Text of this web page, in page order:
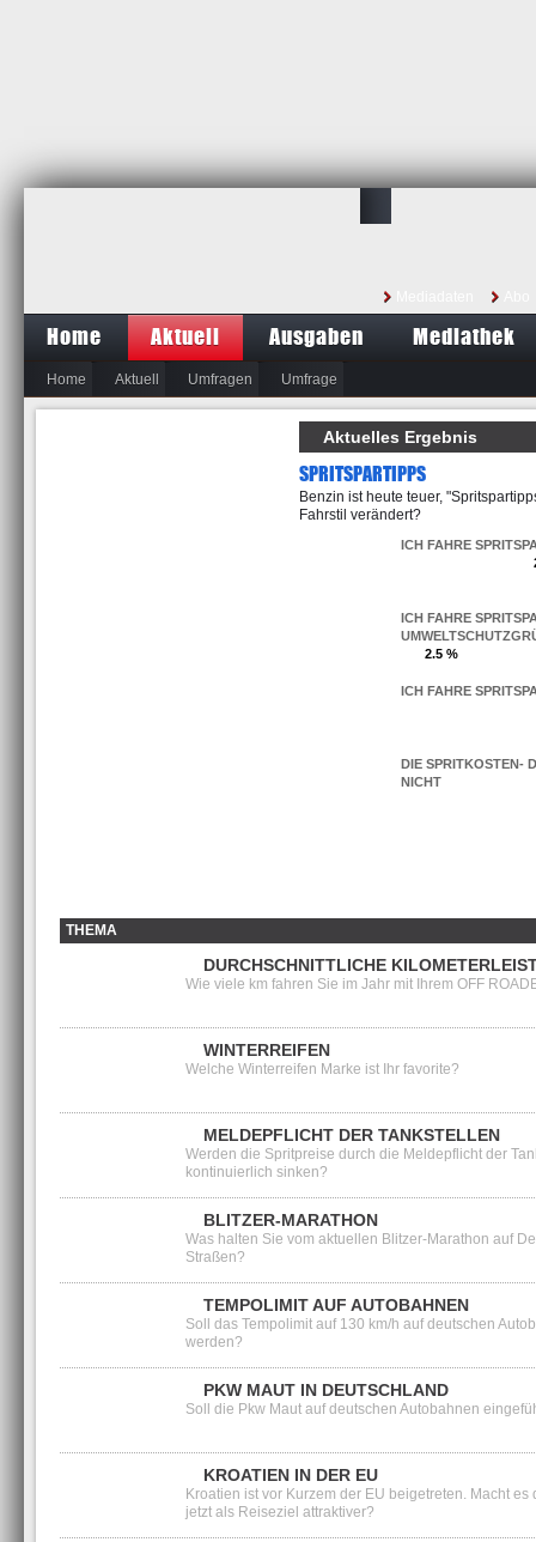
Home Aktuell Ausgaben Mediathek
Home Aktuell Umfragen Umfrage
Aktuelles Ergebnis
SPRITSPARTIPPS
Benzin ist heute teuer,
Fahrstil verändert?
ICH FAHRE
ICH FAHRE
2.5 %
ICH FAHRE
DIE SPRITKOSTEN-
NICHT
THEMA
DURCHSCHNITTLICHE
Wie viele km fahren Sie im Jahr mit Ihrem OFF
WINTERREIFEN
Welche Winterreifen Marke ist Ihr favorite?
MELDEPFLICHT DER TANKSTELLEN
Werden die Spritpreise durch die Meldepflicht der
kontinuierlich sinken?
BLITZER-MARATHON
Was halten Sie vom aktuellen Blitzer-Marathon auf
Straßen?
TEMPOLIMIT AUF AUTOBAHNEN
Soll das Tempolimit auf 130 km/h auf deutschen
werden?
PKW MAUT IN DEUTSCHLAND
Soll die Pkw Maut auf deutschen Autobahnen
KROATIEN IN DER EU
Kroatien ist vor Kurzem der EU beigetreten. Macht es
jetzt als Reiseziel attraktiver?